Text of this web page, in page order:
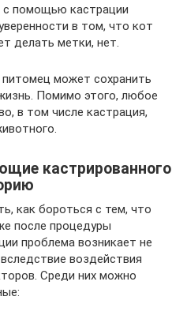
с помощью кастрации
в том, что кот
делать метки, нет.
может сохранить
Помимо этого, любое
в том числе кастрация,
кастрированного
как бороться с тем, что
после процедуры
проблема возникает не
воздействия
Среди них можно